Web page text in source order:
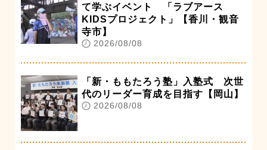
て学ぶイベント 「ラブアース
KIDSプロジェクト」【香川・観音
寺市】
2026/08/08
「新・ももたろう塾」入塾式 次世
代のリーダー育成を目指す【岡山】
2026/08/08